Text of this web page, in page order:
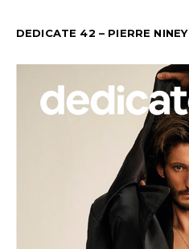
DEDICATE 42 – PIERRE NINEY